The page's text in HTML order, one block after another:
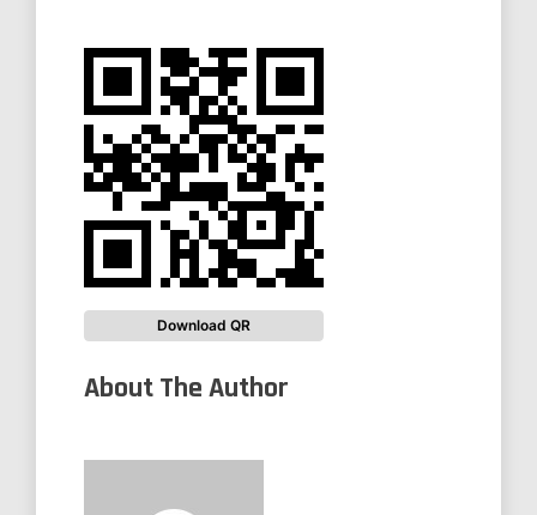
Download QR
About The Author